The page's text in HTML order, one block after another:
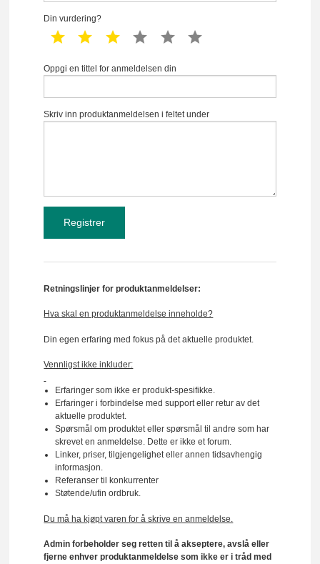
Din vurdering?
1 star 2 star 3 star 4 star 5 star
Oppgi en tittel for anmeldelsen din
Skriv inn produktanmeldelsen i feltet under
Retningslinjer for produktanmeldelser:
Hva skal en produktanmeldelse inneholde?
Din egen erfaring med fokus på det aktuelle produktet.
Vennligst ikke inkluder:
Erfaringer som ikke er produkt-spesifikke.
Erfaringer i forbindelse med support eller retur av det
aktuelle produktet.
Spørsmål om produktet eller spørsmål til andre som har
skrevet en anmeldelse. Dette er ikke et forum.
Linker, priser, tilgjengelighet eller annen tidsavhengig
informasjon.
Referanser til konkurrenter
Støtende/ufin ordbruk.
Du må ha kjøpt varen for å skrive en anmeldelse.
Admin forbeholder seg retten til å akseptere, avslå eller
fjerne enhver produktanmeldelse som ikke er i tråd med